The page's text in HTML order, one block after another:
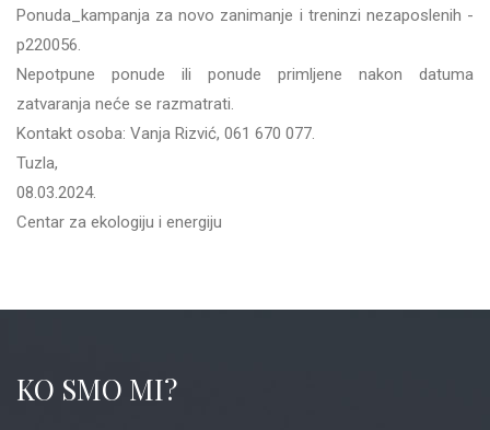
Ponuda_kampanja za novo zanimanje i treninzi nezaposlenih -
p220056.
Nepotpune ponude ili ponude primljene nakon datuma
zatvaranja neće se razmatrati.
Kontakt osoba: Vanja Rizvić, 061 670 077.
Tuzla,
08.03.2024.
Centar za ekologiju i energiju
KO SMO MI?